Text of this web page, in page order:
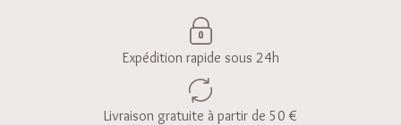
Expédition rapide sous 24h
Livraison gratuite à partir de 50 €